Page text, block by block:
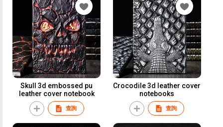
Skull 3d embossed pu
leather cover notebook
查詢
Crocodile 3d leather cover
notebooks
查詢